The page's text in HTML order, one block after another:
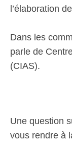
l’élaboration
Dans les
parle de
(CIAS).
Une question
vous rendre à